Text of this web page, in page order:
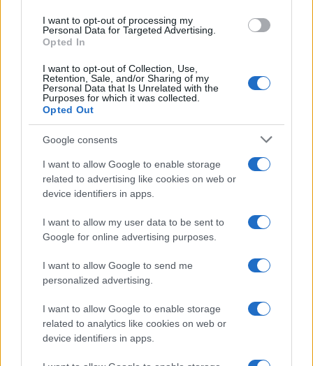
I want to opt-out of processing my
Personal Data for Targeted Advertising.
Opted In
I want to opt-out of Collection, Use,
Retention, Sale, and/or Sharing of my
Personal Data that Is Unrelated with the
Purposes for which it was collected.
Opted Out
Google consents
I want to allow Google to enable storage
related to advertising like cookies on web or
device identifiers in apps.
I want to allow my user data to be sent to
Google for online advertising purposes.
I want to allow Google to send me
personalized advertising.
I want to allow Google to enable storage
related to analytics like cookies on web or
device identifiers in apps.
TOP IN SERGIO PEREZ
Perez: “Sarebbe un sogno vincere davanti alla mia
gente”
Sportmagazine: notizie, approfondimenti e classifiche su
calcio, basket, tennis, ciclismo, motori, Formula 1,
MotoGP e Olimpiadi. Le ultime news dalle competizioni
interviste ai protagonisti e i risultati in tempo reale di tutte